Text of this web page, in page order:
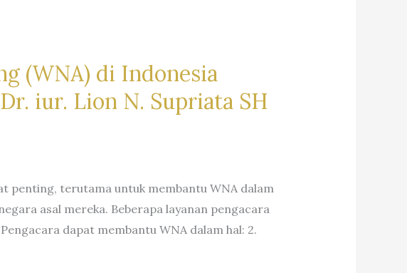
(WNA) di Indonesia
iur. Lion N. Supriata SH
penting, terutama untuk membantu WNA dalam
asal mereka. Beberapa layanan pengacara
dapat membantu WNA dalam hal: 2.